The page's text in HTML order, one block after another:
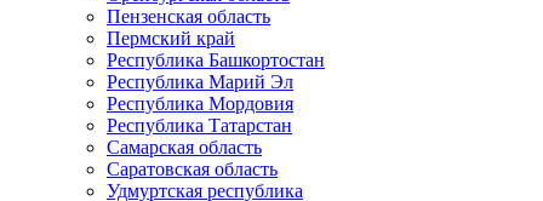
Пензенская область
Пермский край
Республика Башкортостан
Республика Марий Эл
Республика Мордовия
Республика Татарстан
Самарская область
Саратовская область
Удмуртская республика